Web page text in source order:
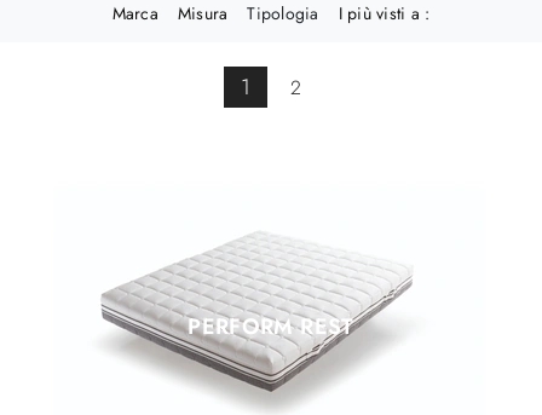
Marca Misura Tipologia I più visti a :
1 2
PERFORM REST